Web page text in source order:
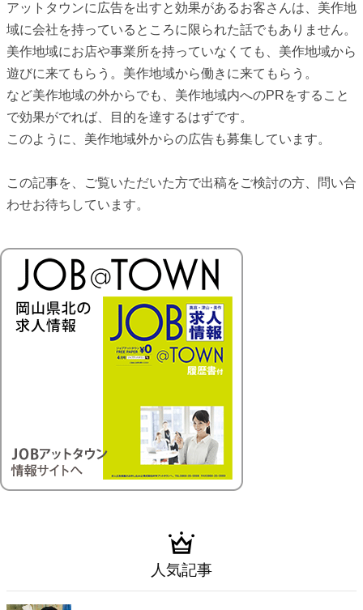
アットタウンに広告を出すと効果があるお客さんは、美作地
域に会社を持っているところに限られた話でもありません。
美作地域にお店や事業所を持っていなくても、美作地域から
遊びに来てもらう。美作地域から働きに来てもらう。
など美作地域の外からでも、美作地域内へのPRをすること
で効果がでれば、目的を達するはずです。
このように、美作地域外からの広告も募集しています。
この記事を、ご覧いただいた方で出稿をご検討の方、問い合
わせお待ちしています。
人気記事